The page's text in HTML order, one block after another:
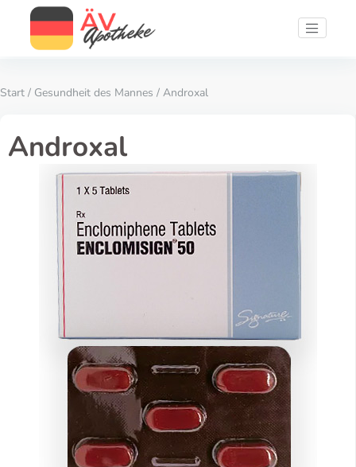
Start / Gesundheit des Mannes / Androxal
Androxal